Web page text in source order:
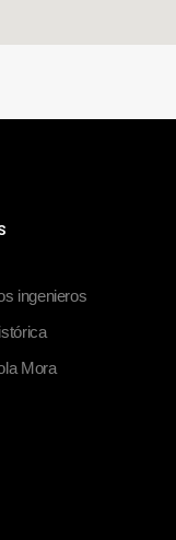
ingenieros
Mora